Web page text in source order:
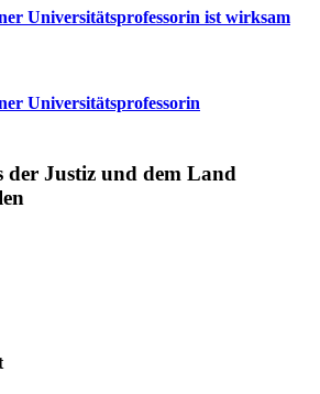
Universitätsprofessorin ist wirksam
Universitätsprofessorin
der Justiz und dem Land